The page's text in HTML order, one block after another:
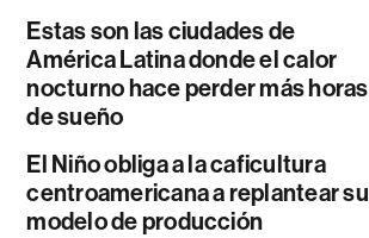
Estas son las ciudades de
América Latina donde el calor
nocturno hace perder más horas
de sueño
El Niño obliga a la caficultura
centroamericana a replantear su
modelo de producción